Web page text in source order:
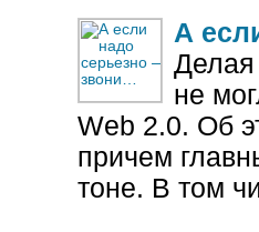
А
Делая
не
Web 2.0. Об
причем
тоне. В том